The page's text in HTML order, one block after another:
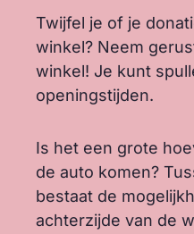
Twijfel je of je
winkel? Neem
winkel! Je kunt
openingstijden.
Is het een grote
de auto komen?
bestaat de
achterzijde van de